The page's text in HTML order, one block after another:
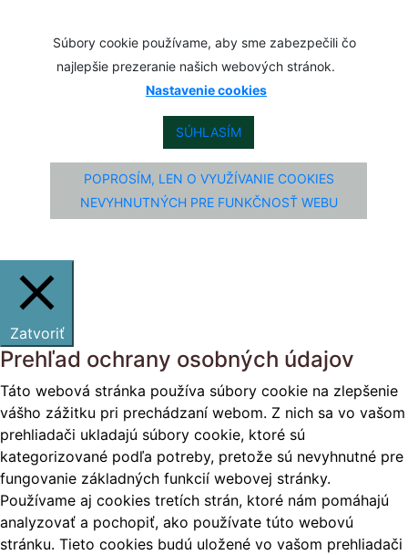
Súbory cookie používame, aby sme zabezpečili čo
najlepšie prezeranie našich webových stránok.
Nastavenie cookies
SÚHLASÍM
POPROSÍM, LEN O VYUŽÍVANIE COOKIES
NEVYHNUTNÝCH PRE FUNKČNOSŤ WEBU
Zatvoriť
Prehľad ochrany osobných údajov
Táto webová stránka používa súbory cookie na zlepšenie
vášho zážitku pri prechádzaní webom. Z nich sa vo vašom
prehliadači ukladajú súbory cookie, ktoré sú
kategorizované podľa potreby, pretože sú nevyhnutné pre
fungovanie základných funkcií webovej stránky.
Používame aj cookies tretích strán, ktoré nám pomáhajú
analyzovať a pochopiť, ako používate túto webovú
stránku. Tieto cookies budú uložené vo vašom prehliadači